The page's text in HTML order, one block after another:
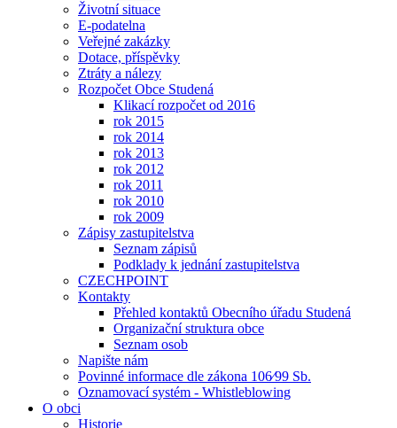
Životní situace
E-podatelna
Veřejné zakázky
Dotace, příspěvky
Ztráty a nálezy
Rozpočet Obce Studená
Klikací rozpočet od 2016
rok 2015
rok 2014
rok 2013
rok 2012
rok 2011
rok 2010
rok 2009
Zápisy zastupitelstva
Seznam zápisů
Podklady k jednání zastupitelstva
CZECHPOINT
Kontakty
Přehled kontaktů Obecního úřadu Studená
Organizační struktura obce
Seznam osob
Napište nám
Povinné informace dle zákona 106⁄99 Sb.
Oznamovací systém - Whistleblowing
O obci
Historie